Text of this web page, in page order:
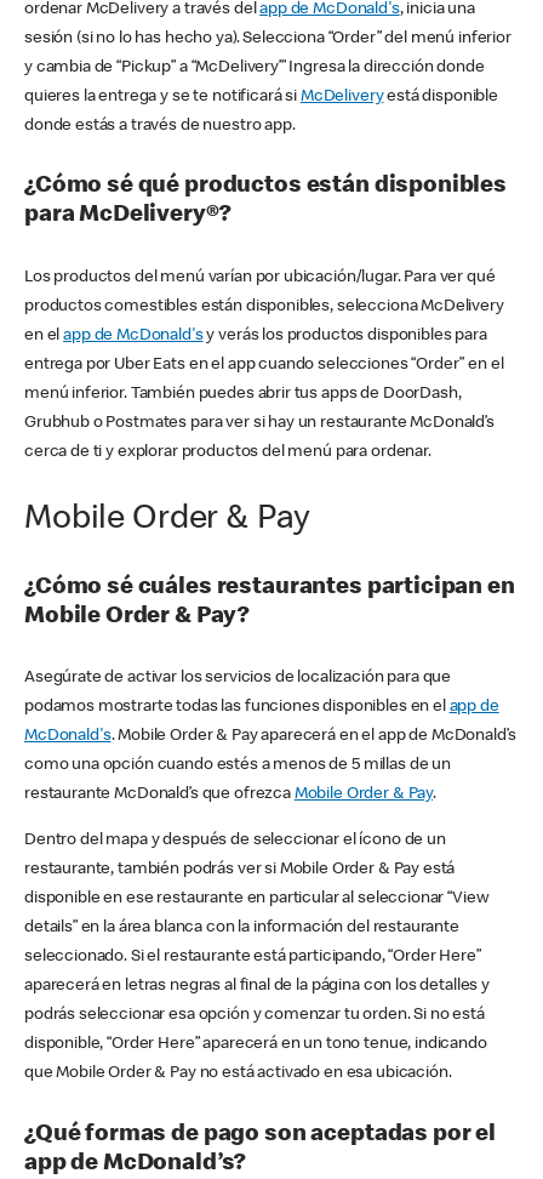
ordenar McDelivery a través delapp de McDonald's, inicia una
sesión (si no lo has hecho ya). Selecciona “Order” del menú inferior
y cambia de “Pickup” a “McDelivery’” Ingresa la dirección donde
quieres la entrega y se te notificará si McDeliveryestá disponible
donde estás a través de nuestro app.
¿Cómo sé qué productos están disponibles
para McDelivery®?
Los productos del menú varían por ubicación/lugar. Para ver qué
productos comestibles están disponibles, selecciona McDelivery
en elapp de McDonald'sy verás los productos disponibles para
entrega por Uber Eats en el app cuando selecciones “Order” en el
menú inferior. También puedes abrir tus apps de DoorDash,
Grubhub o Postmates para ver si hay un restaurante McDonald’s
cerca de ti y explorar productos del menú para ordenar.
Mobile Order & Pay
¿Cómo sé cuáles restaurantes participan en
Mobile Order & Pay?
Asegúrate de activar los servicios de localización para que
podamos mostrarte todas las funciones disponibles en el app de
McDonald's. Mobile Order & Pay aparecerá en el app de McDonald’s
como una opción cuando estés a menos de 5 millas de un
restaurante McDonald’s que ofrezca Mobile Order & Pay.
Dentro del mapa y después de seleccionar el ícono de un
restaurante, también podrás ver si Mobile Order & Pay está
disponible en ese restaurante en particular al seleccionar “View
details” en la área blanca con la información del restaurante
seleccionado. Si el restaurante está participando, “Order Here”
aparecerá en letras negras al final de la página con los detalles y
podrás seleccionar esa opción y comenzar tu orden. Si no está
disponible, “Order Here” aparecerá en un tono tenue, indicando
que Mobile Order & Pay no está activado en esa ubicación.
¿Qué formas de pago son aceptadas por el
app de McDonald’s?